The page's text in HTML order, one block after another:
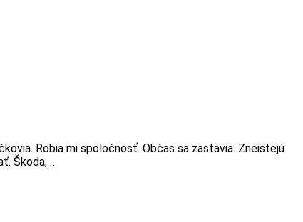
Robia mi spoločnosť. Občas sa zastavia. Zneistejú
Škoda, …